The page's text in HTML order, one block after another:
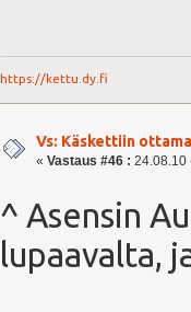
https://kettu.dy.fi
Vs: Käskettiin
« Vastaus #46 : 24.08.10
^ Asensin
lupaavalta,